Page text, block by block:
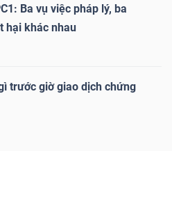
Ba vụ việc pháp lý, ba
hại khác nhau
trước giờ giao dịch chứng